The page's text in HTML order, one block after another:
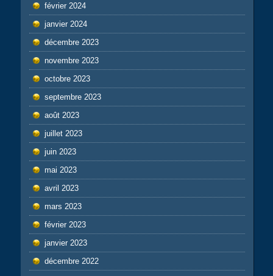
février 2024
janvier 2024
décembre 2023
novembre 2023
octobre 2023
septembre 2023
août 2023
juillet 2023
juin 2023
mai 2023
avril 2023
mars 2023
février 2023
janvier 2023
décembre 2022